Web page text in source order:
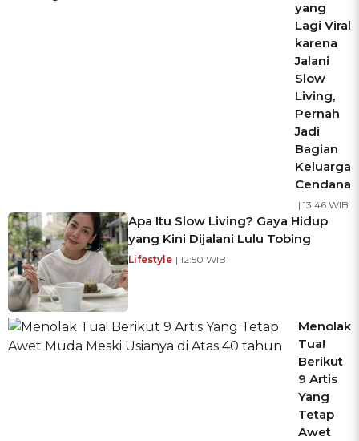
yang
Lagi Viral
karena
Jalani
Slow
Living,
Pernah
Jadi
Bagian
Keluarga
Cendana
| 13:46 WIB
Apa Itu Slow Living? Gaya Hidup
yang Kini Dijalani Lulu Tobing
Lifestyle | 12:50 WIB
Menolak
Tua!
Berikut
9 Artis
Yang
Tetap
Awet